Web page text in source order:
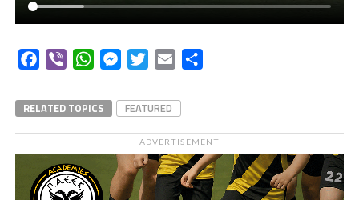
Facebook
Viber WhatsAppMessengerTwitterEmail
RELATED TOPICS FEATURED
ADVERTISEMENT